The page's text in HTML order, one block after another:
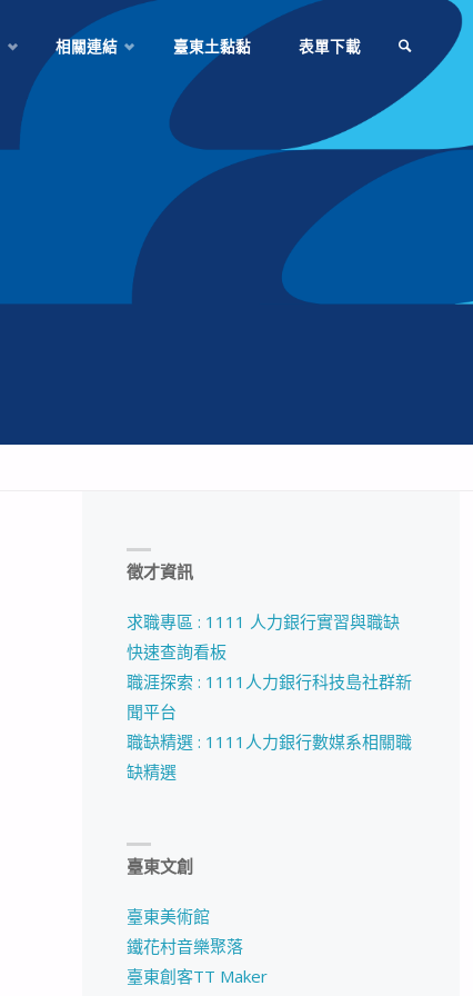
相關連結 臺東土黏黏 表單下載
徵才資訊
求職專區 : 1111 人力銀行實習與職缺
快速查詢看板
職涯探索 : 1111人力銀行科技島社群新
聞平台
職缺精選 : 1111人力銀行數媒系相關職
缺精選
臺東文創
臺東美術館
鐵花村音樂聚落
臺東創客TT Maker